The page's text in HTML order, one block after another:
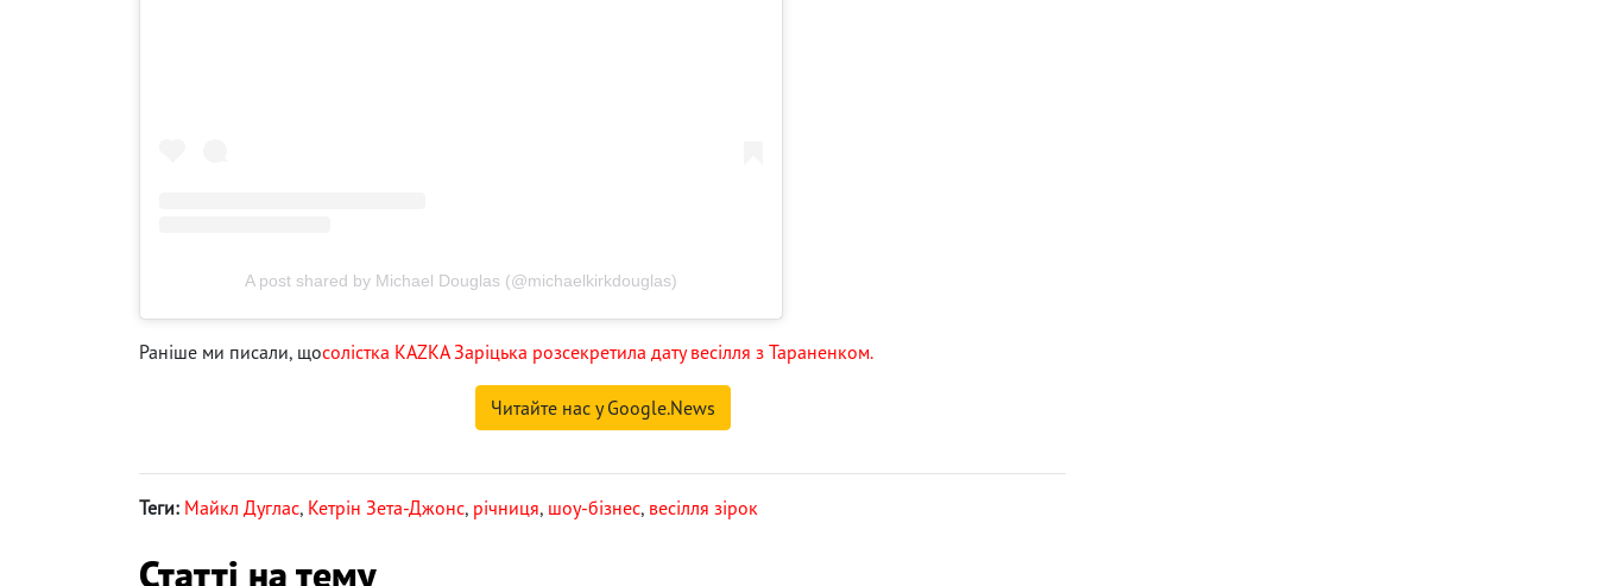
A post shared by Michael Douglas (@michaelkirkdouglas)
Раніше ми писали, щосолістка KAZKA Заріцька розсекретила дату весілля з Тараненком.
Читайте нас у Google.News
Теги: Майкл Дуглас, Кетрін Зета-Джонс, річниця, шоу-бізнес, весілля зірок
Статті на тему